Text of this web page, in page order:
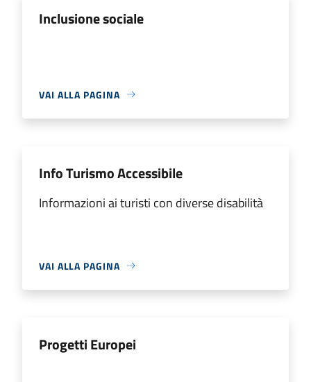
Inclusione sociale
VAI ALLA PAGINA
Info Turismo Accessibile
Informazioni ai turisti con diverse disabilità
VAI ALLA PAGINA
Progetti Europei